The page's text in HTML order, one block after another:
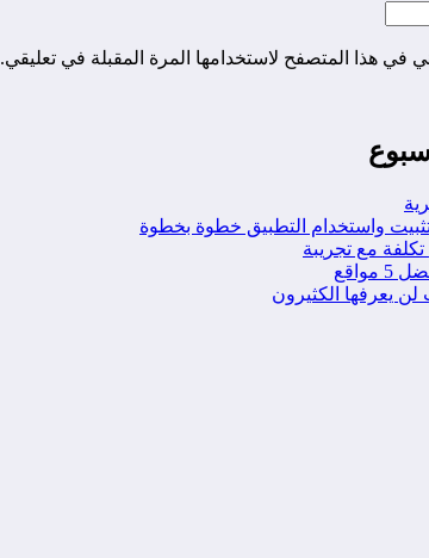
في هذا المتصفح لاستخدامها المرة المقبلة في تعليقي.
مع تجريبة
يعرفها الكثيرون